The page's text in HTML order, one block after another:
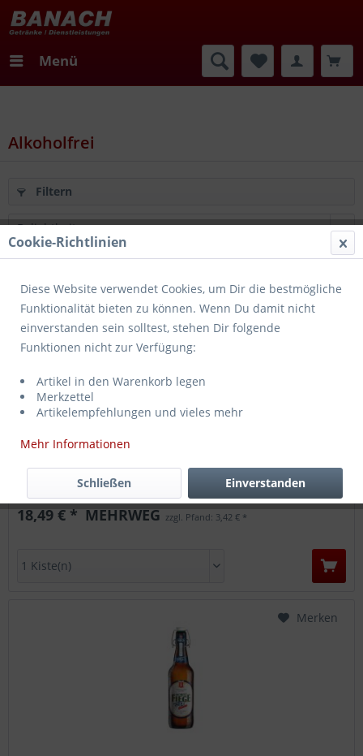
Menü
Alkoholfrei
Filtern
Inhalt7.92 Liter(2,33 € * / 1 Liter)
18,49 € * MEHRWEG zzgl. Pfand: 3,42 € *
Merken
Merken
Cookie-Richtlinien
Diese Website verwendet Cookies, um Dir die bestmögliche
Funktionalität bieten zu können. Wenn Du damit nicht
einverstanden sein solltest, stehen Dir folgende
Funktionen nicht zur Verfügung:
Artikel in den Warenkorb legen
Merkzettel
Artikelempfehlungen und vieles mehr
Mehr Informationen
Einverstanden
Schließen